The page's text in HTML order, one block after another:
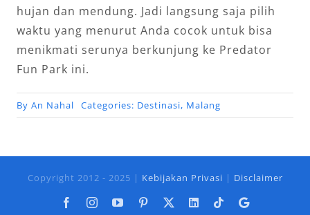
hujan dan mendung. Jadi langsung saja pilih
waktu yang menurut Anda cocok untuk bisa
menikmati serunya berkunjung ke Predator
Fun Park ini.
By An Nahal Categories: Destinasi, Malang
Copyright 2012 - 2025 | Kebijakan Privasi | Disclaimer
FacebookInstagramYouTubePinterest LinkedIn
TiktokGoogle